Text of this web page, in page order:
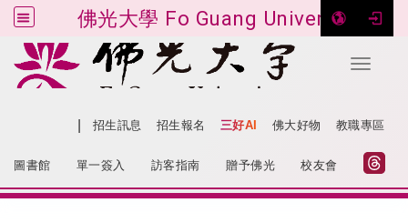
佛光大學 Fo Guang University
Toggle
跳到主要內容
招生訊息 招生報名 三好AI 佛大好物 教職專區
圖書館 單一簽入 訪客指南 贈予佛光 校友會